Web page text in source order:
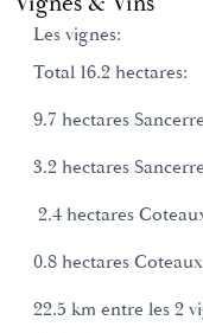
Les vignes:
Total 16.2 hectares:
9.7 hectares
3.2 hectares
2.4 hectares
0.8 hectares
22.5 km entre les 2